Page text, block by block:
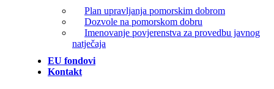
Plan upravljanja pomorskim dobrom
Dozvole na pomorskom dobru
Imenovanje povjerenstva za provedbu javnog
natječaja
EU fondovi
Kontakt